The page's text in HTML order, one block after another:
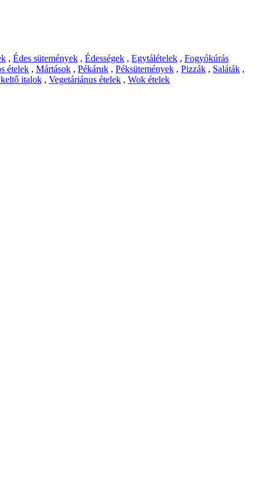
, Édes sütemények , Édességek , Egytálételek , Fogyókúrás
ételek , Mártások , Pékáruk , Péksütemények , Pizzák , Saláták ,
italok , Vegetáriánus ételek , Wok ételek